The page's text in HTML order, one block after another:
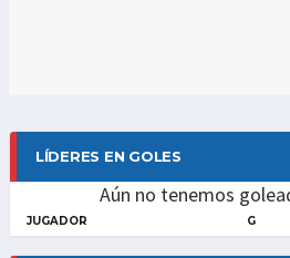
LÍDERES EN GOLES
Aún no tenemos
JUGADOR G